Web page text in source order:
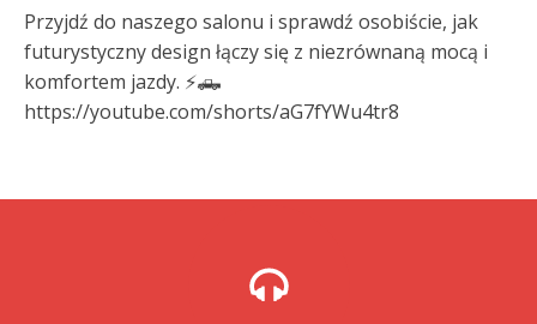
Przyjdź do naszego salonu i sprawdź osobiście, jak
futurystyczny design łączy się z niezrównaną mocą i
komfortem jazdy. ⚡🛻
https://youtube.com/shorts/aG7fYWu4tr8